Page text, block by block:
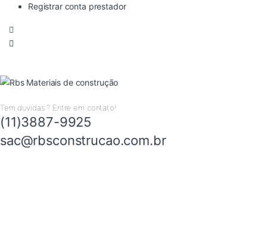
Registrar conta prestador
Tem duvidas ? Entre em contato!
(11)3887-9925
sac@rbsconstrucao.com.br